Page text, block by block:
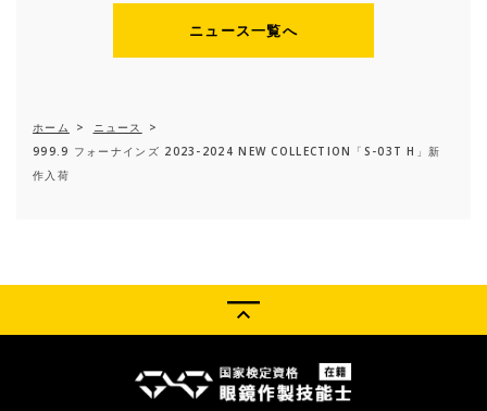
ニュース一覧へ
ホーム > ニュース
>
999.9 フォーナインズ 2023-2024 NEW COLLECTION「S-03T H」新
作入荷